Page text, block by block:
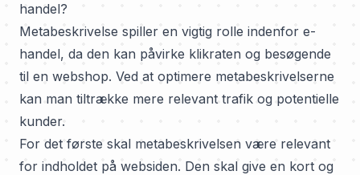
handel?
Metabeskrivelse spiller en vigtig rolle indenfor e-
handel, da den kan påvirke klikraten og besøgende
til en webshop. Ved at optimere metabeskrivelserne
kan man tiltrække mere relevant trafik og potentielle
kunder.
For det første skal metabeskrivelsen være relevant
for indholdet på websiden. Den skal give en kort og